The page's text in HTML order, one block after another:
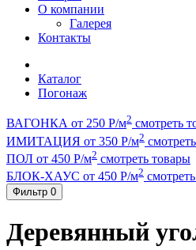
О компании
Галерея
Контакты
Каталог
Погонаж
ВАГОНКА от 250 Р/м2 смотреть
ИМИТАЦИЯ от 350 Р/м2
ПОЛ от 450 Р/м2 смотреть товары
БЛОК-ХАУС от 450 Р/м2
Фильтр 0
Деревянный